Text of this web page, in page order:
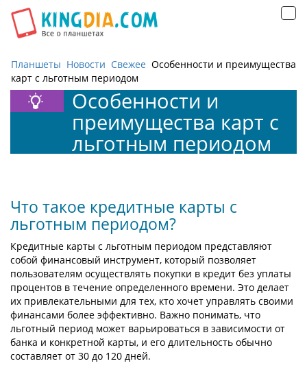
Планшеты Новости Свежее Особенности и преимущества
карт с льготным периодом
Особенности и
преимущества карт с
льготным периодом
Что такое кредитные карты с
льготным периодом?
Кредитные карты с льготным периодом представляют
собой финансовый инструмент, который позволяет
пользователям осуществлять покупки в кредит без уплаты
процентов в течение определенного времени. Это делает
их привлекательными для тех, кто хочет управлять своими
финансами более эффективно. Важно понимать, что
льготный период может варьироваться в зависимости от
банка и конкретной карты, и его длительность обычно
составляет от 30 до 120 дней.